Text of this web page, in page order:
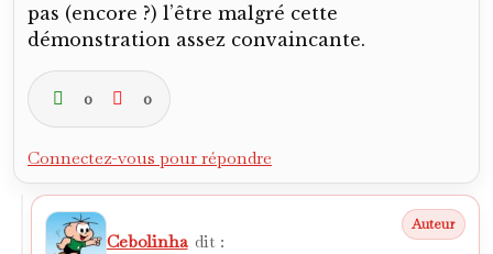
pas (encore ?) l’être malgré cette
démonstration assez convaincante.
0 0
Connectez-vous pour répondre
Cebolinha dit :